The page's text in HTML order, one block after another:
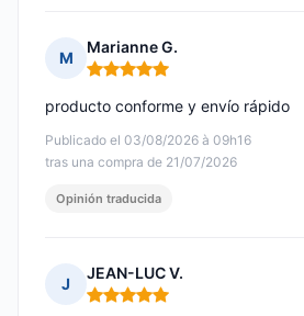
M
Marianne G.
Nota: 5 de 5
Publicado el 03/08/2026 à 09h16
tras una compra de 21/07/2026
producto conforme y envío rápido
Opinión traducida
J
JEAN-LUC V.
Nota: 5 de 5